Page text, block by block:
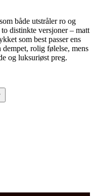
både utstråler ro og
distinkte versjoner – matt
som best passer ens
rolig følelse, mens
og luksuriøst preg.